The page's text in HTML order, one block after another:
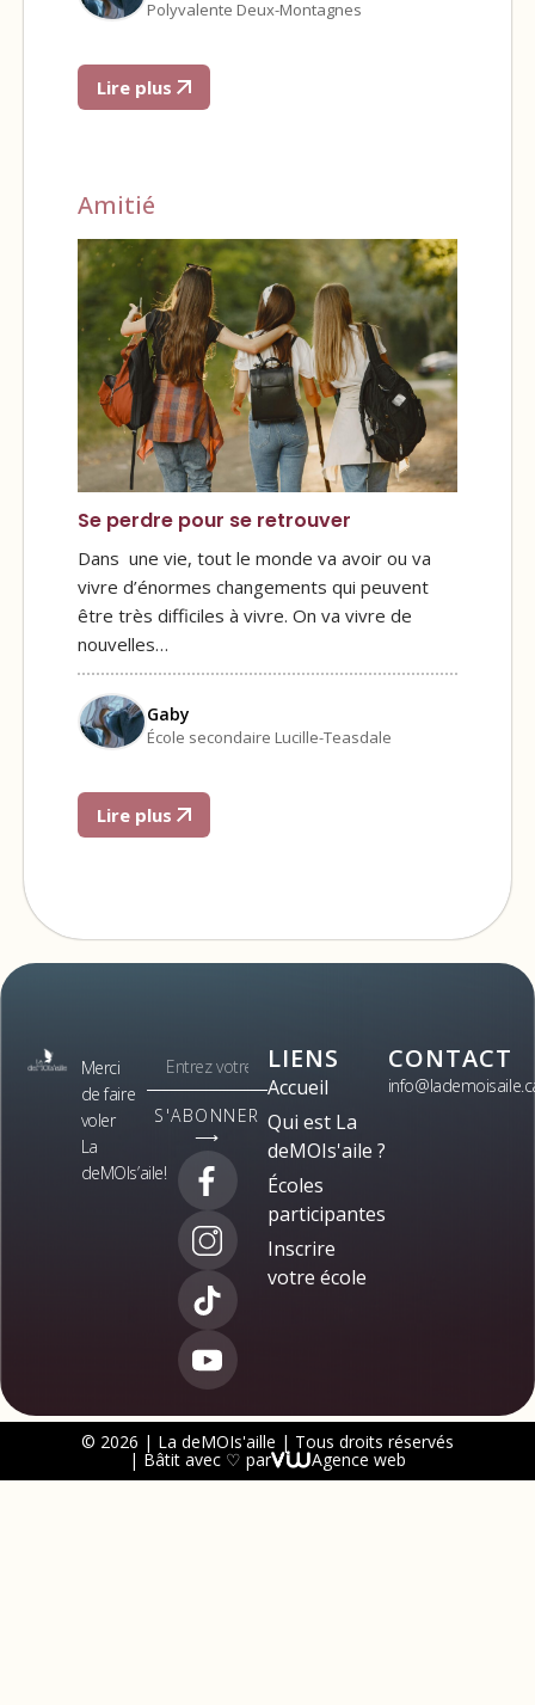
Polyvalente Deux-Montagnes
Lire plus
Amitié
Se perdre pour se retrouver
Dans une vie, tout le monde va avoir ou va
vivre d’énormes changements qui peuvent
être très difficiles à vivre. On va vivre de
nouvelles…
Gaby
École secondaire Lucille-Teasdale
Lire plus
Merci
de faire
voler
La
deMOIs’aile!
S'ABONNER
⟶
LIENS
Accueil
Qui est La
deMOIs'aile ?
Écoles
participantes
Inscrire
votre école
CONTACT
© 2026 | La deMOIs'aille | Tous droits réservés
| Bâtit avec ♡ par Agence web